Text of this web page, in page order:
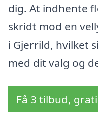
dig. At indhente
skridt mod en
i Gjerrild, hvilket
med dit valg og
Få 3 tilbud,